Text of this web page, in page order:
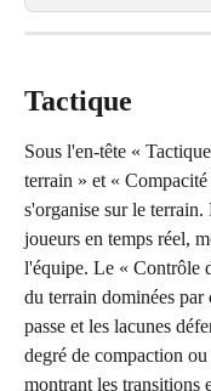
Tactique
Sous l'en-tête «
terrain » et «
s'organise sur le
joueurs en temps réel,
l'équipe. Le « Contrôle
du terrain dominées par
passe et les lacunes
degré de compaction
montrant les transitions